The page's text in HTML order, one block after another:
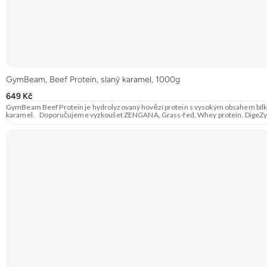
GymBeam, Beef Protein, slaný karamel, 1000g
649 Kč
GymBeam Beef Protein je hydrolyzovaný hovězí protein s vysokým obsahem
karamel. Doporučujeme vyzkoušet ZENGANA,